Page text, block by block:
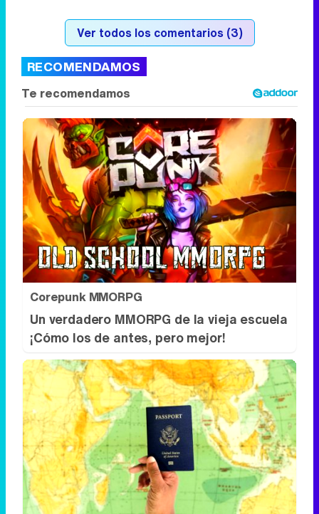
Corepunk MMORPG
Un verdadero MMORPG de la vieja escuela
¡Cómo los de antes, pero mejor!
Viaja sin visado
Los pasaportes que más puertas abren
¿está el tuyo?